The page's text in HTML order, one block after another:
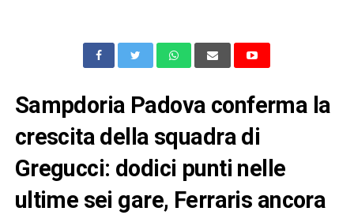
Sampdoria Padova conferma la
crescita della squadra di
Gregucci: dodici punti nelle
ultime sei gare, Ferraris ancora